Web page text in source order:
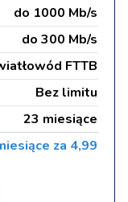
do 1000 Mb/s
do 300 Mb/s
FTTB
Bez limitu
23 miesiące
za 4,99